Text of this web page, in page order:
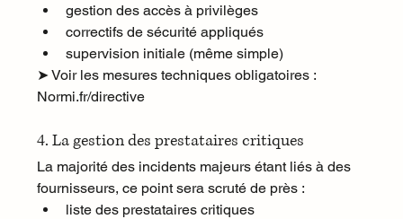
gestion des accès à privilèges
correctifs de sécurité appliqués
supervision initiale (même simple)
➤ Voir les mesures techniques obligatoires :
Normi.fr/directive
4. La gestion des prestataires critiques
La majorité des incidents majeurs étant liés à des
fournisseurs, ce point sera scruté de près :
liste des prestataires critiques